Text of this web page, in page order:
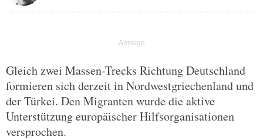
Gleich zwei Massen-Trecks Richtung Deutschland
formieren sich derzeit in Nordwestgriechenland und
der Türkei. Den Migranten wurde die aktive
Unterstützung europäischer Hilfsorganisationen
versprochen.